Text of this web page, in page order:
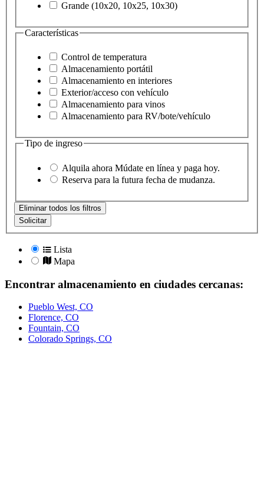
Grande (10x20, 10x25, 10x30)
Características
Control de temperatura
Almacenamiento portátil
Almacenamiento en interiores
Exterior/acceso con vehículo
Almacenamiento para vinos
Almacenamiento para RV/bote/vehículo
Tipo de ingreso
Alquila ahora Múdate en línea y paga hoy.
Reserva para la futura fecha de mudanza.
Eliminar todos los filtros
Solicitar
Lista
Mapa
Encontrar almacenamiento en ciudades cercanas:
Pueblo West, CO
Florence, CO
Fountain, CO
Colorado Springs, CO